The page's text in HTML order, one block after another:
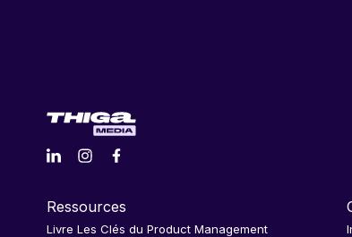
Ressources
Livre Les Clés du Product Management